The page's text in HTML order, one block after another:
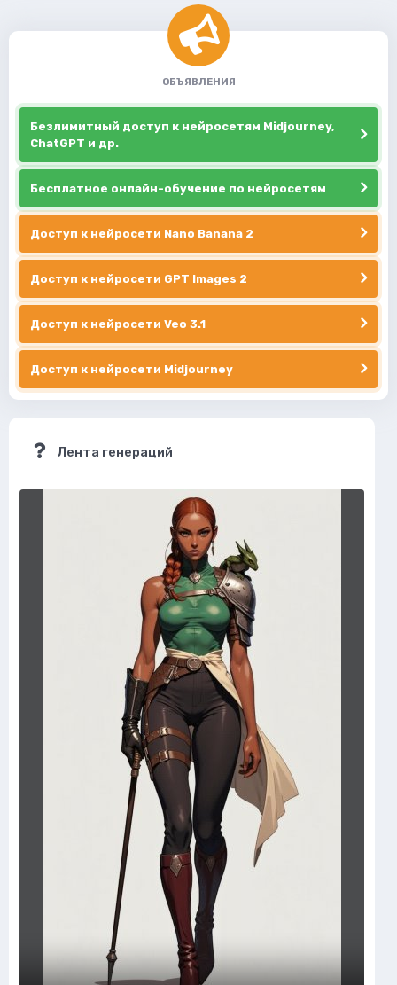
ОБЪЯВЛЕНИЯ
Безлимитный доступ к нейросетям Midjourney,
ChatGPT и др.
Бесплатное онлайн-обучение по нейросетям
Доступ к нейросети Nano Banana 2
Доступ к нейросети GPT Images 2
Доступ к нейросети Veo 3.1
Доступ к нейросети Midjourney
Лента генераций